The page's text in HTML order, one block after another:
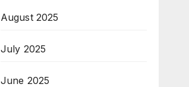
August 2025
July 2025
June 2025